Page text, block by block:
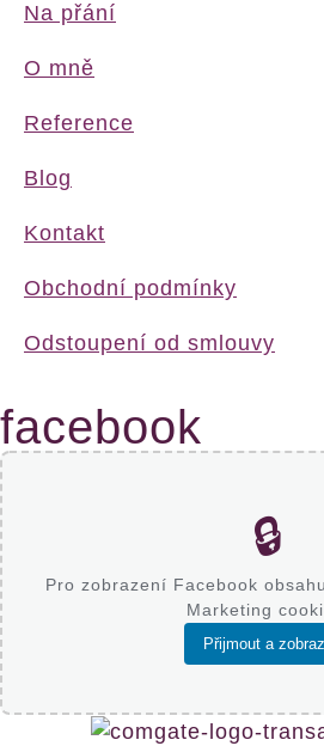
Na přání
O mně
Reference
Blog
Kontakt
Obchodní podmínky
Odstoupení od smlouvy
facebook
🔒
Pro zobrazení Facebook
Marketing
Přijmout a